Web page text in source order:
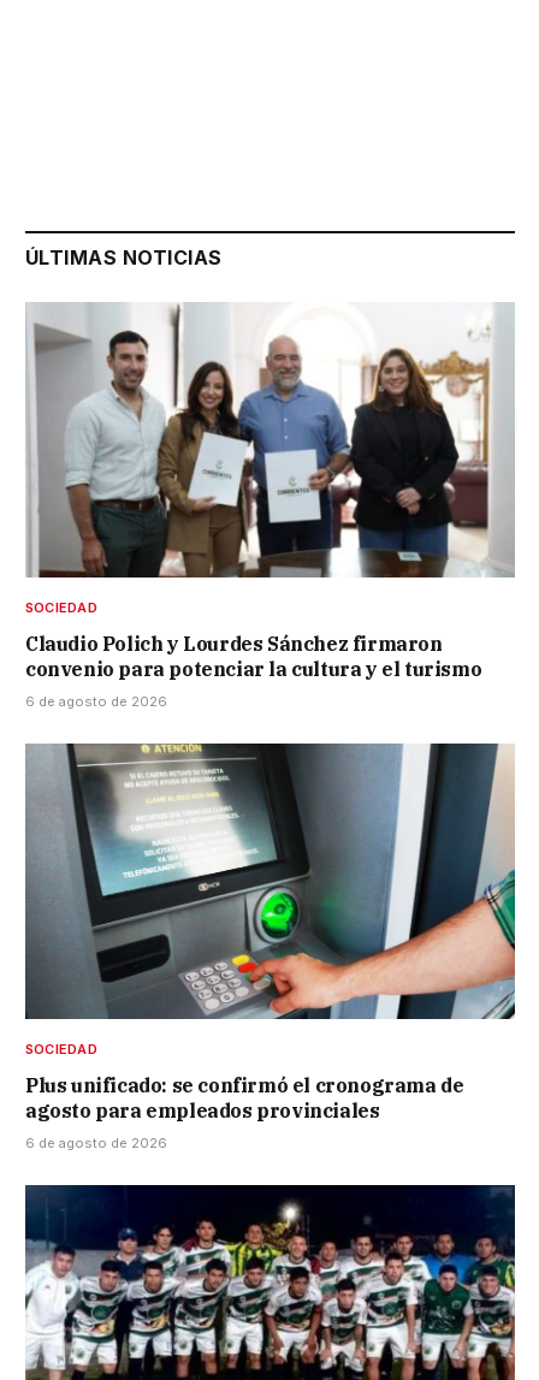
ÚLTIMAS NOTICIAS
SOCIEDAD
Claudio Polich y Lourdes Sánchez firmaron
convenio para potenciar la cultura y el turismo
6 de agosto de 2026
SOCIEDAD
Plus unificado: se confirmó el cronograma de
agosto para empleados provinciales
6 de agosto de 2026